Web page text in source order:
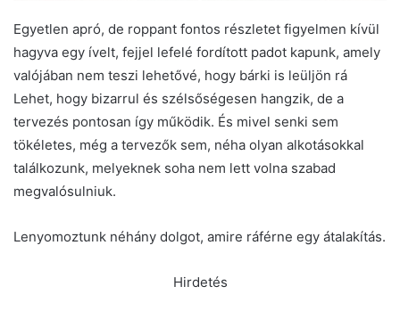
Egyetlen apró, de roppant fontos részletet figyelmen kívül
hagyva egy ívelt, fejjel lefelé fordított padot kapunk, amely
valójában nem teszi lehetővé, hogy bárki is leüljön rá
Lehet, hogy bizarrul és szélsőségesen hangzik, de a
tervezés pontosan így működik. És mivel senki sem
tökéletes, még a tervezők sem, néha olyan alkotásokkal
találkozunk, melyeknek soha nem lett volna szabad
megvalósulniuk.
Lenyomoztunk néhány dolgot, amire ráférne egy átalakítás.
Hirdetés